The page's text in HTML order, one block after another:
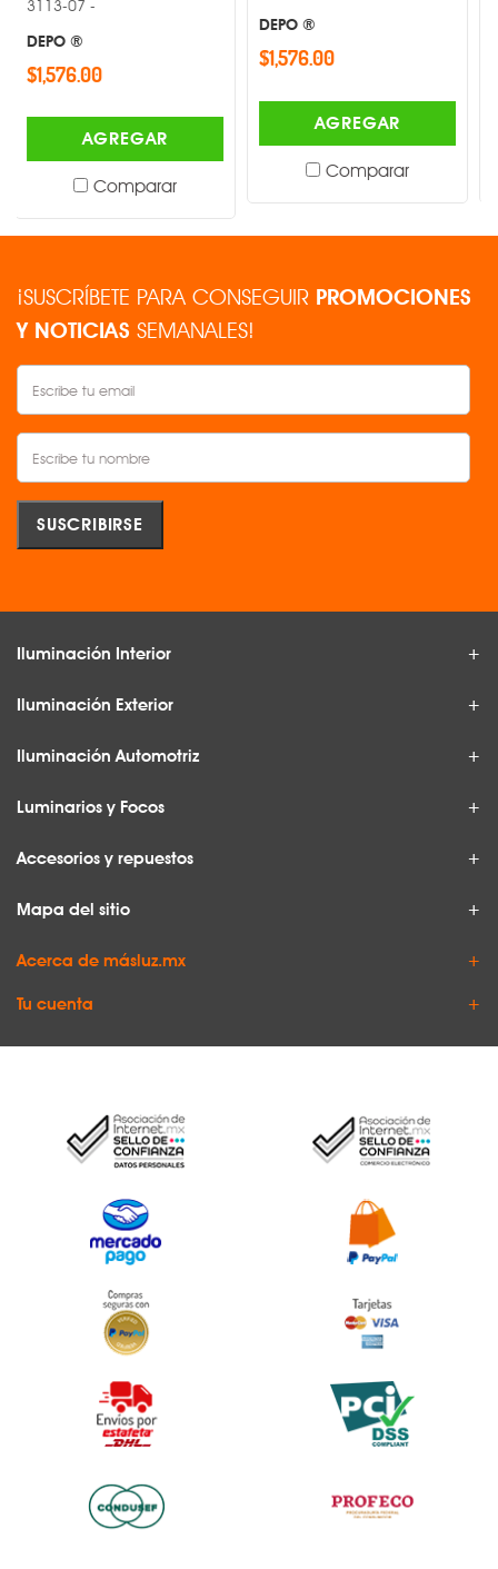
AGREGAR
Comparar
AGREGAR
Comparar
¡SUSCRÍBETE PARA CONSEGUIR PROMOCIONES
Y NOTICIAS SEMANALES!
Iluminación Interior
Iluminación Exterior
Iluminación Automotriz
Luminarios y Focos
Accesorios y repuestos
Mapa del sitio
Acerca de másluz.mx
Tu cuenta